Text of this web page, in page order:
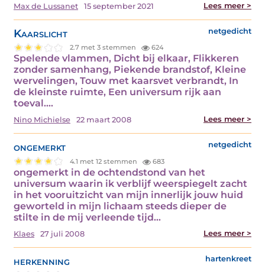
Max de Lussanet 15 september 2021 Lees meer >
Kaarslicht netgedicht
2.7 met 3 stemmen 624
Spelende vlammen, Dicht bij elkaar, Flikkeren
zonder samenhang, Piekende brandstof, Kleine
wervelingen, Touw met kaarsvet verbrandt, In
de kleinste ruimte, Een universum rijk aan
toeval.…
Nino Michielse 22 maart 2008 Lees meer >
ongemerkt netgedicht
4.1 met 12 stemmen 683
ongemerkt in de ochtendstond van het
universum waarin ik verblijf weerspiegelt zacht
in het vooruitzicht van mijn innerlijk jouw huid
geworteld in mijn lichaam steeds dieper de
stilte in de mij verleende tijd…
Klaes 27 juli 2008 Lees meer >
herkenning hartenkreet